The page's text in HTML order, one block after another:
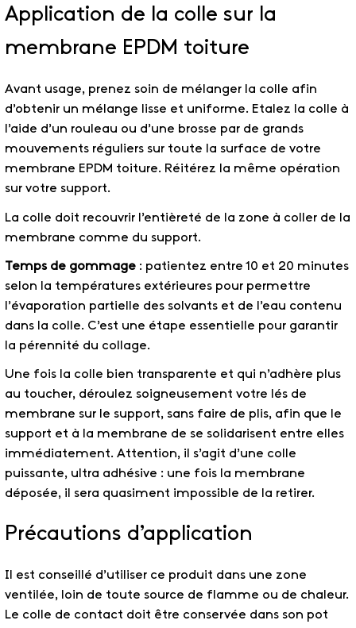
Application de la colle sur la
membrane EPDM toiture
Avant usage, prenez soin de mélanger la colle afin
d’obtenir un mélange lisse et uniforme. Etalez la colle à
l’aide d’un rouleau ou d’une brosse par de grands
mouvements réguliers sur toute la surface de votre
membrane EPDM toiture. Réitérez la même opération
sur votre support.
La colle doit recouvrir l’entièreté de la zone à coller de la
membrane comme du support.
Temps de gommage : patientez entre 10 et 20 minutes
selon la températures extérieures pour permettre
l’évaporation partielle des solvants et de l’eau contenu
dans la colle. C’est une étape essentielle pour garantir
la pérennité du collage.
Une fois la colle bien transparente et qui n’adhère plus
au toucher, déroulez soigneusement votre lés de
membrane sur le support, sans faire de plis, afin que le
support et à la membrane de se solidarisent entre elles
immédiatement. Attention, il s’agit d’une colle
puissante, ultra adhésive : une fois la membrane
déposée, il sera quasiment impossible de la retirer.
Précautions d’application
Il est conseillé d’utiliser ce produit dans une zone
ventilée, loin de toute source de flamme ou de chaleur.
Le colle de contact doit être conservée dans son pot